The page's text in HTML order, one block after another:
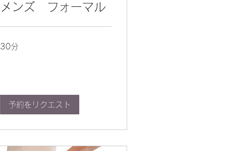
メンズ フォーマル
30分
予約をリクエスト